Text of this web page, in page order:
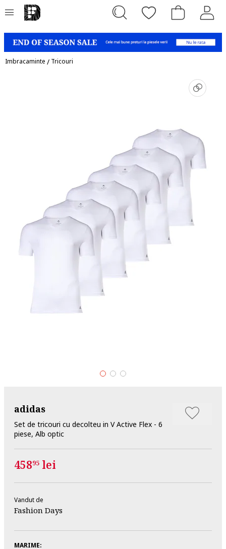
Imbracaminte / Tricouri
adidas
Set de tricouri cu decolteu in V Active Flex - 6
piese, Alb optic
45895 lei
Vandut de
Fashion Days
MARIME: